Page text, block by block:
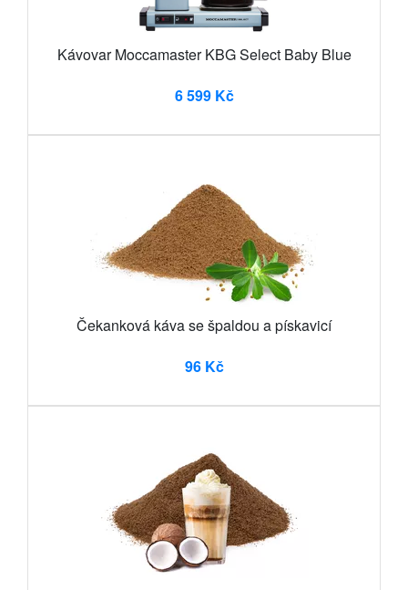
Kávovar Moccamaster KBG Select Baby Blue
6 599 Kč
Čekanková káva se špaldou a pískavicí
96 Kč